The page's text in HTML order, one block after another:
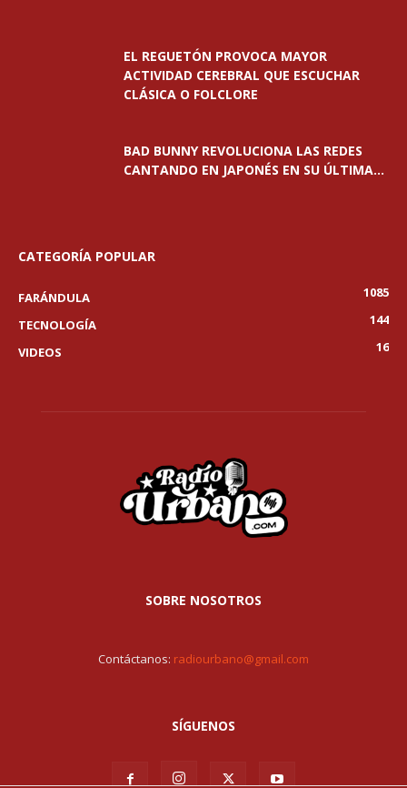
EL REGUETÓN PROVOCA MAYOR
ACTIVIDAD CEREBRAL QUE ESCUCHAR
CLÁSICA O FOLCLORE
BAD BUNNY REVOLUCIONA LAS REDES
CANTANDO EN JAPONÉS EN SU ÚLTIMA...
CATEGORÍA POPULAR
FARÁNDULA
1085
TECNOLOGÍA
144
VIDEOS
16
SOBRE NOSOTROS
Contáctanos: radiourbano@gmail.com
SÍGUENOS